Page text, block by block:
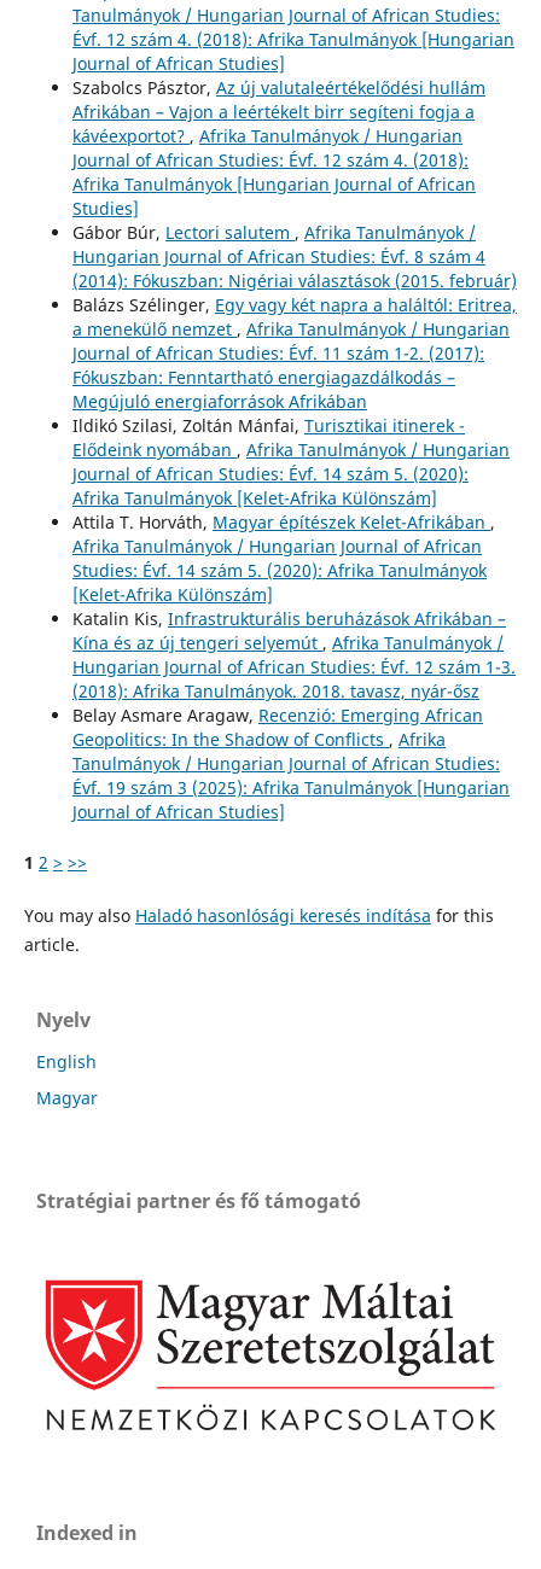
Tanulmányok / Hungarian Journal of African Studies:
Évf. 12 szám 4. (2018): Afrika Tanulmányok [Hungarian
Journal of African Studies]
Szabolcs Pásztor, Az új valutaleértékelődési hullám
Afrikában – Vajon a leértékelt birr segíteni fogja a
kávéexportot? , Afrika Tanulmányok / Hungarian
Journal of African Studies: Évf. 12 szám 4. (2018):
Afrika Tanulmányok [Hungarian Journal of African
Studies]
Gábor Búr, Lectori salutem , Afrika Tanulmányok /
Hungarian Journal of African Studies: Évf. 8 szám 4
(2014): Fókuszban: Nigériai választások (2015. február)
Balázs Szélinger, Egy vagy két napra a haláltól: Eritrea,
a menekülő nemzet , Afrika Tanulmányok / Hungarian
Journal of African Studies: Évf. 11 szám 1-2. (2017):
Fókuszban: Fenntartható energiagazdálkodás –
Megújuló energiaforrások Afrikában
Ildikó Szilasi, Zoltán Mánfai, Turisztikai itinerek -
Elődeink nyomában , Afrika Tanulmányok / Hungarian
Journal of African Studies: Évf. 14 szám 5. (2020):
Afrika Tanulmányok [Kelet-Afrika Különszám]
Attila T. Horváth, Magyar építészek Kelet-Afrikában ,
Afrika Tanulmányok / Hungarian Journal of African
Studies: Évf. 14 szám 5. (2020): Afrika Tanulmányok
[Kelet-Afrika Különszám]
Katalin Kis, Infrastrukturális beruházások Afrikában –
Kína és az új tengeri selyemút , Afrika Tanulmányok /
Hungarian Journal of African Studies: Évf. 12 szám 1-3.
(2018): Afrika Tanulmányok. 2018. tavasz, nyár-ősz
Belay Asmare Aragaw, Recenzió: Emerging African
Geopolitics: In the Shadow of Conflicts , Afrika
Tanulmányok / Hungarian Journal of African Studies:
Évf. 19 szám 3 (2025): Afrika Tanulmányok [Hungarian
Journal of African Studies]
1 2 > >>
You may also Haladó hasonlósági keresés indítása for this
article.
Nyelv
English
Magyar
Stratégiai partner és fő támogató
Indexed in